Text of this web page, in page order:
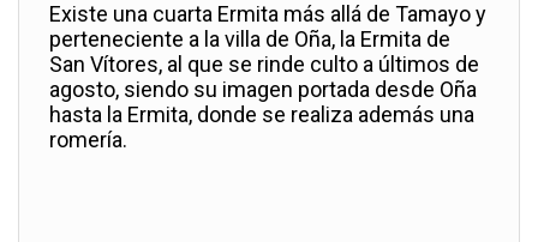
Existe una cuarta Ermita más allá de Tamayo y
perteneciente a la villa de Oña, la Ermita de
San Vítores, al que se rinde culto a últimos de
agosto, siendo su imagen portada desde Oña
hasta la Ermita, donde se realiza además una
romería.